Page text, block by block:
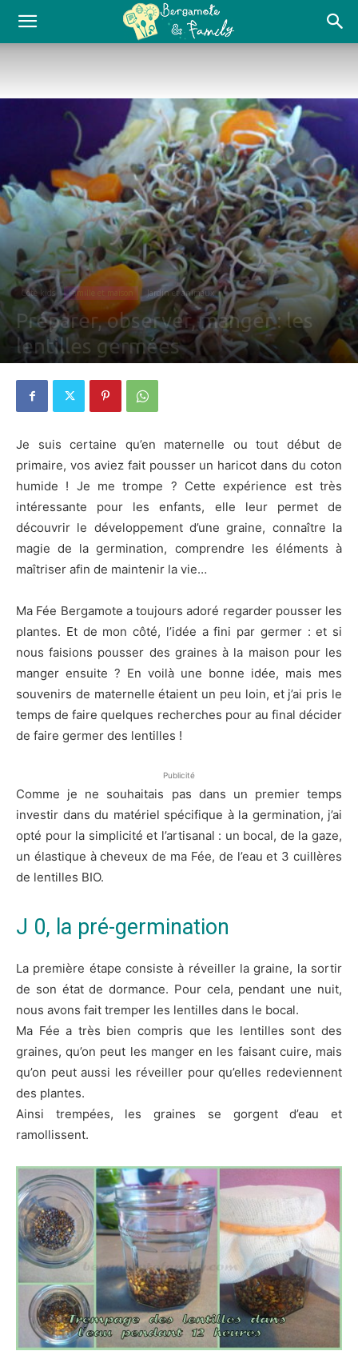
Côté kids Famille et maison Jardin et animaux
Préparer, observer, manger : les
lentilles germées
Je suis certaine qu’en maternelle ou tout début de
primaire, vos aviez fait pousser un haricot dans du coton
humide ! Je me trompe ? Cette expérience est très
intéressante pour les enfants, elle leur permet de
découvrir le développement d’une graine, connaître la
magie de la germination, comprendre les éléments à
maîtriser afin de maintenir la vie…
Ma Fée Bergamote a toujours adoré regarder pousser les
plantes. Et de mon côté, l’idée a fini par germer : et si
nous faisions pousser des graines à la maison pour les
manger ensuite ? En voilà une bonne idée, mais mes
souvenirs de maternelle étaient un peu loin, et j’ai pris le
temps de faire quelques recherches pour au final décider
de faire germer des lentilles !
Publicité
Comme je ne souhaitais pas dans un premier temps
investir dans du matériel spécifique à la germination, j’ai
opté pour la simplicité et l’artisanal : un bocal, de la gaze,
un élastique à cheveux de ma Fée, de l’eau et 3 cuillères
de lentilles BIO.
J 0, la pré-germination
La première étape consiste à réveiller la graine, la sortir
de son état de dormance. Pour cela, pendant une nuit,
nous avons fait tremper les lentilles dans le bocal.
Ma Fée a très bien compris que les lentilles sont des
graines, qu’on peut les manger en les faisant cuire, mais
qu’on peut aussi les réveiller pour qu’elles redeviennent
des plantes.
Ainsi trempées, les graines se gorgent d’eau et
ramollissent.